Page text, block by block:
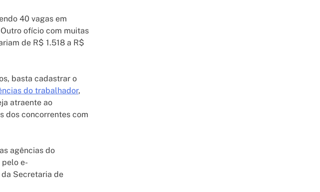
40 vagas em
ofício com muitas
de R$ 1.518 a R$
basta cadastrar o
do trabalhador,
atraente ao
dos concorrentes com
agências do
e-
da Secretaria de